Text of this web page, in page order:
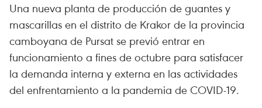
Una nueva planta de producción de guantes y
mascarillas en el distrito de Krakor de la provincia
camboyana de Pursat se previó entrar en
funcionamiento a fines de octubre para satisfacer
la demanda interna y externa en las actividades
del enfrentamiento a la pandemia de COVID-19.